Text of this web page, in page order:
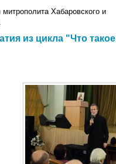
митрополита Хабаровского и
из цикла "Что такое